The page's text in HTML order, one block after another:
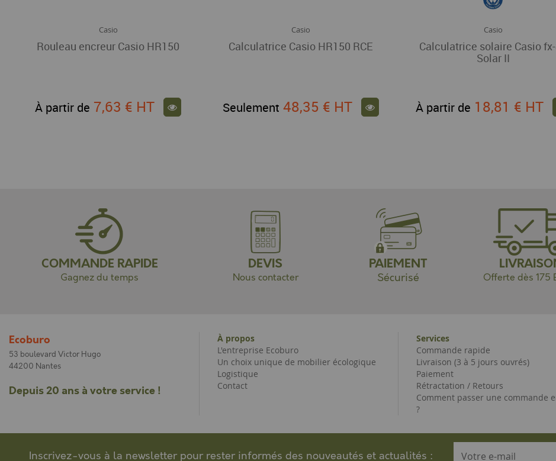
Casio
Rouleau encreur Casio HR150
À partir de 7,63 € HT
Casio
Calculatrice Casio HR150 RCE
Seulement 48,35 € HT
Casio
Calculatrice solaire Casio
Solar II
À partir de 18,81 € HT
COMMANDE RAPIDE
Gagnez du temps
DEVIS
Nous contacter
PAIEMENT
Sécurisé Offerte dès 175
Ecoburo
53 boulevard Victor Hugo
44200 Nantes
Depuis 20 ans à votre service !
À propos
L'entreprise Ecoburo
Un choix unique de mobilier écologique
Logistique
Contact
Services
Commande rapide
Livraison (3 à 5 jours ouvrés)
Paiement
Rétractation / Retours
Comment passer une commande
?
Inscrivez-vous à la newsletter pour rester informés des nouveautés et actualités :